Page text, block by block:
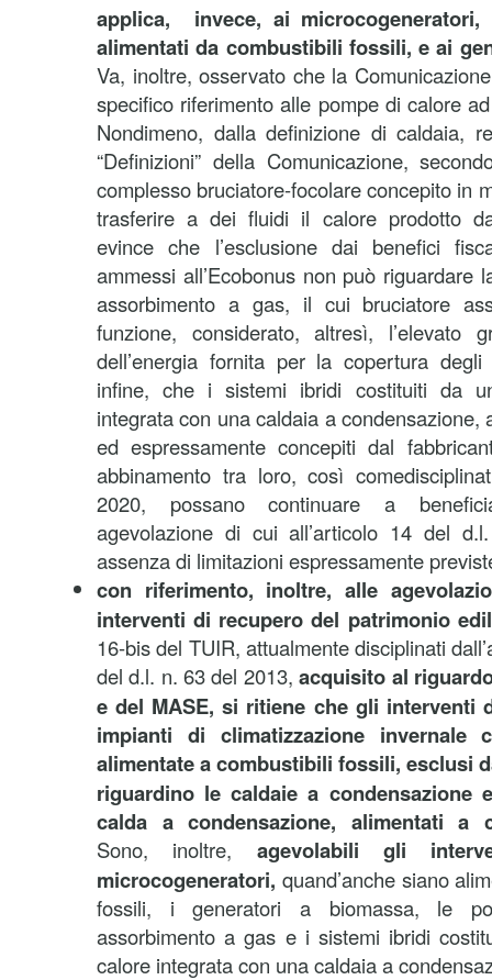
applica, invece, ai microcogeneratori,
alimentati da combustibili fossili, e ai
Va, inoltre, osservato che la
specifico riferimento alle pompe di calore
Nondimeno, dalla definizione di caldaia,
“Definizioni” della Comunicazione,
complesso bruciatore-focolare concepito in
trasferire a dei fluidi il calore prodotto
evince che l’esclusione dai benefici
ammessi all’Ecobonus non può riguardare
assorbimento a gas, il cui bruciatore
funzione, considerato, altresì, l’elevato
dell’energia fornita per la copertura
infine, che i sistemi ibridi costituiti da
integrata con una caldaia a condensazione,
ed espressamente concepiti dal
abbinamento tra loro, così
2020, possano continuare a
agevolazione di cui all’articolo 14 del
assenza di limitazioni espressamente
con riferimento, inoltre, alle
interventi di recupero del patrimonio
16-bis del TUIR, attualmente disciplinati
del d.l. n. 63 del 2013,acquisito al
e del MASE, si ritiene che gli interventi
impianti di climatizzazione invernale
alimentate a combustibili fossili, esclusi
riguardino le caldaie a condensazione
calda a condensazione, alimentati a
Sono, inoltre, agevolabili gli
microcogeneratori, quand’anche siano
fossili, i generatori a biomassa, le
assorbimento a gas e i sistemi ibridi
calore integrata con una caldaia a